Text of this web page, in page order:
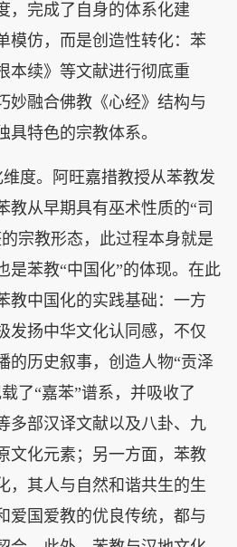
，完成了自身的体系化建
模仿，而是创造性转化：苯
本续》等文献进行彻底重
妙融合佛教《心经》结构与
具特色的宗教体系。
度。阿旺嘉措教授从苯教发
教从早期具有巫术性质的“司
宗教形态，此过程本身就是
是苯教“中国化”的体现。在此
教中国化的实践基础：一方
发扬中华文化认同感，不仅
的历史叙事，创造人物“贡泽
了“嘉苯”谱系，并吸收了
多部汉译文献以及八卦、九
文化元素；另一方面，苯教
，其人与自然和谐共生的生
爱国爱教的优良传统，都与